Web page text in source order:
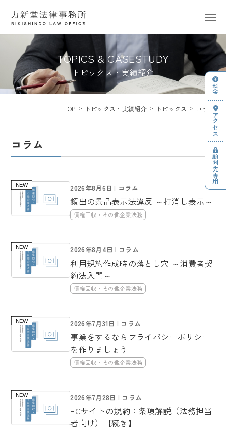
トピックス・実績紹介
TOPICS & CASESTUDY
TOP トピックス・実績紹介 トピックス コラム
コラム
2026年8月6日 コラム
頻出の景品表示法違反 ～打消し表示～
債権回収・その他企業法務
2026年8月4日 コラム
利用規約作成時の落とし穴 ～消費者契
約法入門～
債権回収・その他企業法務
2026年7月31日 コラム
事業をするならプライバシーポリシー
を作りましょう
債権回収・その他企業法務
2026年7月28日 コラム
ECサイトの規約：条項解説（法務担当
者向け）【続き】
料金
アクセス
顧問先専用